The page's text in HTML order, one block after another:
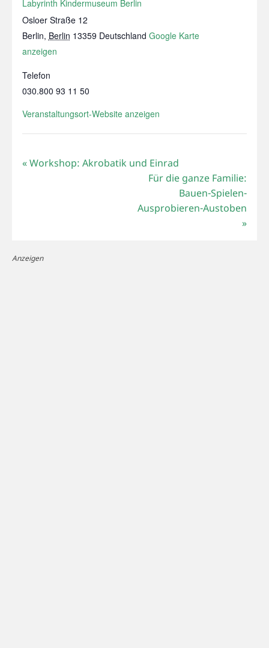
Labyrinth Kindermuseum Berlin
Osloer Straße 12
Berlin, Berlin 13359 Deutschland Google Karte
anzeigen
Telefon
030.800 93 11 50
Veranstaltungsort-Website anzeigen
«Workshop: Akrobatik und Einrad
Für die ganze Familie:
Bauen-Spielen-
Ausprobieren-Austoben
»
Anzeigen